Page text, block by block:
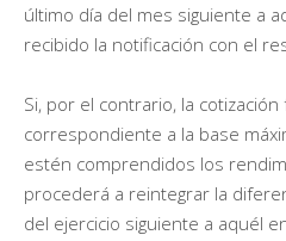
último día del mes siguiente a
recibido la notificación con el
Si, por el contrario, la
correspondiente a la base
estén comprendidos los
procederá a reintegrar la
del ejercicio siguiente a aquél